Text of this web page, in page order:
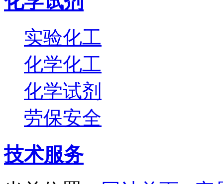
实验化工
化学化工
化学试剂
劳保安全
技术服务